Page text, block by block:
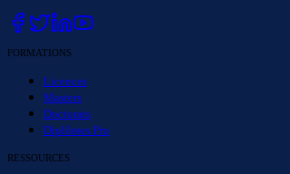
FORMATIONS
Licences
Masters
Doctorats
Diplômes Pro
RESSOURCES